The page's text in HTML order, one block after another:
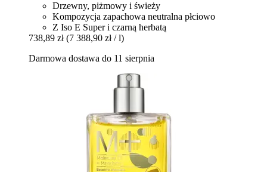
Drzewny, piżmowy i świeży
Kompozycja zapachowa neutralna płciowo
Z Iso E Super i czarną herbatą
738,89 zł (7 388,90 zł / l)
Darmowa dostawa do 11 sierpnia